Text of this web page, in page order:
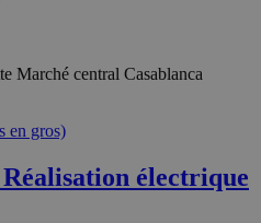
Marché central Casablanca
en gros)
électrique